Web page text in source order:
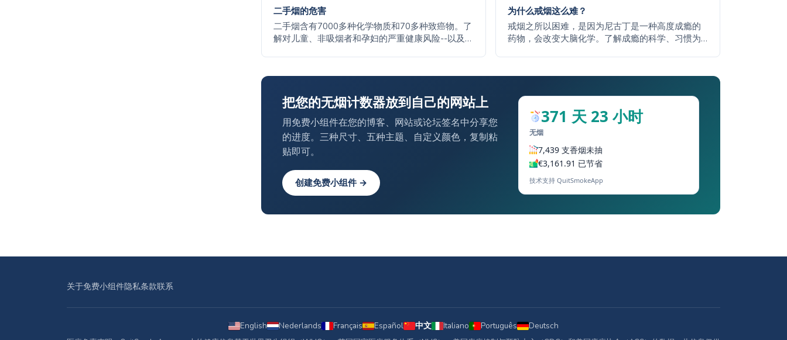
二手烟的危害
二手烟含有7000多种化学物质和70多种致癌物。了
解对儿童、非吸烟者和孕妇的严重健康风险--以及为
为什么戒烟这么难？
戒烟之所以困难，是因为尼古丁是一种高度成瘾的
药物，会改变大脑化学。了解成瘾的科学、习惯为
把您的无烟计数器放到自己的网站上
用免费小组件在您的博客、网站或论坛签名中分享您
的进度。三种尺寸、五种主题、自定义颜色，复制粘
贴即可。
创建免费小组件 →
371 天 23 小时
无烟
7,439 支香烟未抽
€3,161.91 已节省
技术支持 QuitSmokeApp
关于免费小组件隐私条款联系
English Nederlands Français Español 中文 Italiano Português Deutsch